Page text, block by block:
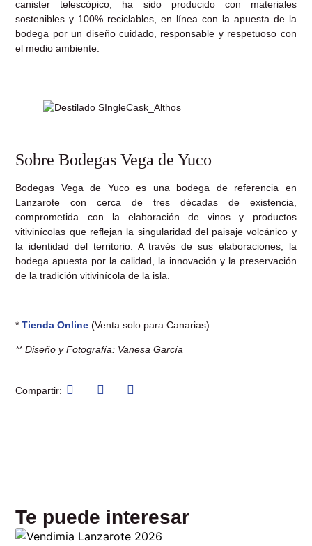
canister telescópico, ha sido producido con materiales
sostenibles y 100% reciclables, en línea con la apuesta de la
bodega por un diseño cuidado, responsable y respetuoso con
el medio ambiente.
Sobre Bodegas Vega de Yuco
Bodegas Vega de Yuco es una bodega de referencia en
Lanzarote con cerca de tres décadas de existencia,
comprometida con la elaboración de vinos y productos
vitivinícolas que reflejan la singularidad del paisaje volcánico y
la identidad del territorio. A través de sus elaboraciones, la
bodega apuesta por la calidad, la innovación y la preservación
de la tradición vitivinícola de la isla.
*Tienda Online (Venta solo para Canarias)
** Diseño y Fotografía: Vanesa García
Compartir:
Te puede interesar